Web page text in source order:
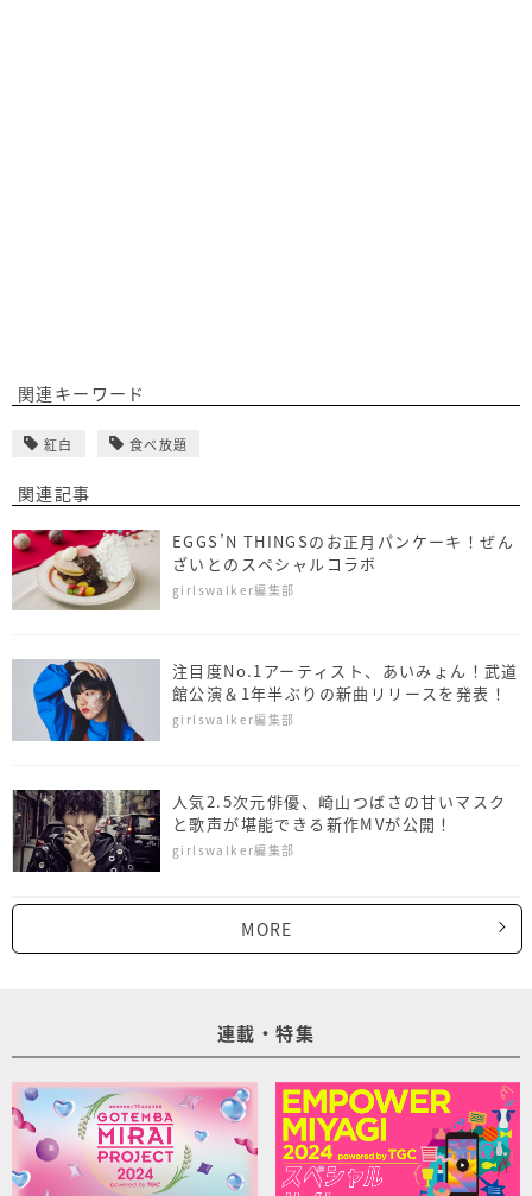
関連キーワード
紅白 食べ放題
関連記事
EGGS’N THINGSのお正月パンケーキ！ぜん
ざいとのスペシャルコラボ
girlswalker編集部
注目度No.1アーティスト、あいみょん！武道
館公演＆1年半ぶりの新曲リリースを発表！
girlswalker編集部
人気2.5次元俳優、崎山つばさの甘いマスク
と歌声が堪能できる新作MVが公開！
girlswalker編集部
MORE
連載・特集